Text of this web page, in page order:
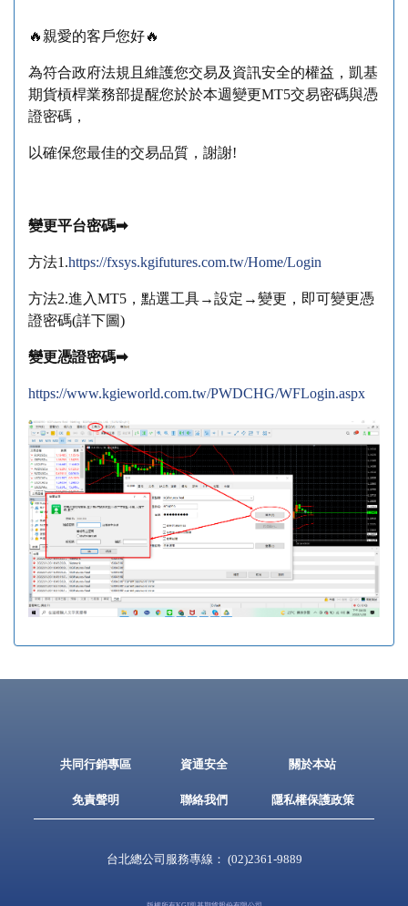
🔥親愛的客戶您好🔥
為符合政府法規且維護您交易及資訊安全的權益，凱基
期貨槓桿業務部提醒您於於本週變更MT5交易密碼與憑
證密碼，
以確保您最佳的交易品質，謝謝!
變更平台密碼➡
方法1.https://fxsys.kgifutures.com.tw/Home/Login
方法2.進入MT5，點選工具→設定→變更，即可變更憑
證密碼(詳下圖)
變更憑證密碼➡
https://www.kgieworld.com.tw/PWDCHG/WFLogin.aspx
共同行銷專區 資通安全 關於本站
免責聲明 聯絡我們 隱私權保護政策
台北總公司服務專線： (02)2361-9889